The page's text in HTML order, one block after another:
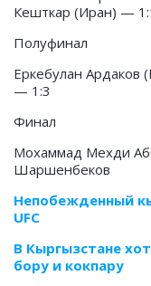
Кешткар (Иран) —
Полуфинал
Еркебулан
— 1:3
Финал
Мохаммад Мехди
Шаршенбеков
Непобежденный
UFC
В Кыргызстане
бору и кокпару